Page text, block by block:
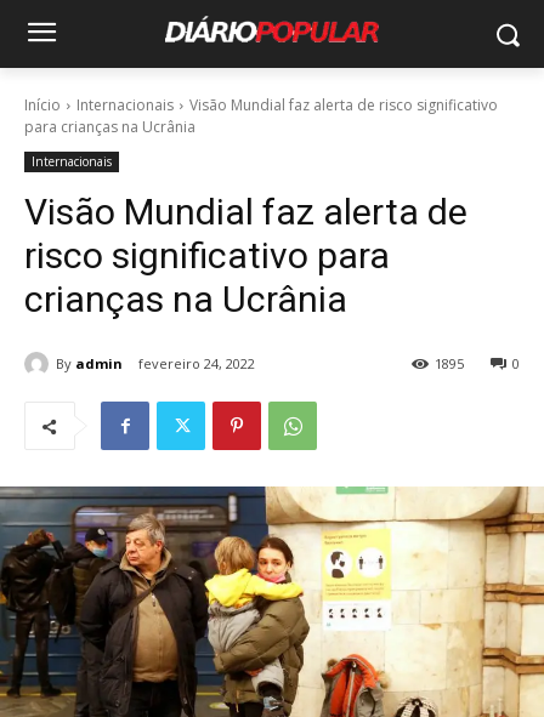
Início Internacionais
Visão Mundial faz alerta de risco significativo
para crianças na Ucrânia
Internacionais
Visão Mundial faz alerta de
risco significativo para
crianças na Ucrânia
By admin fevereiro 24, 2022 0
1895